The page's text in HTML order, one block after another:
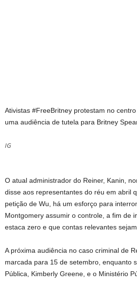
Ativistas #FreeBritney protestam no
uma audiência de tutela para Britney
IG
O atual administrador do Reiner, Kanin,
disse aos representantes do réu em abril
petição de Wu, há um esforço para
Montgomery assumir o controle, a fim de
estaca zero e que contas relevantes
A próxima audiência no caso criminal de
marcada para 15 de setembro, enquanto
Pública, Kimberly Greene, e o Ministério